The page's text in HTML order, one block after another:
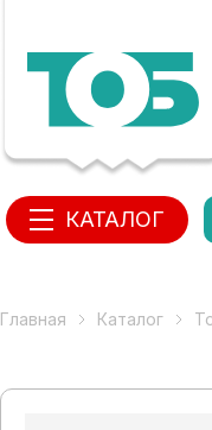
КАТАЛОГ
Главная Каталог